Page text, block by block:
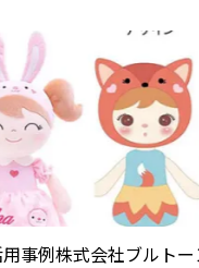
事例株式会社ブルト